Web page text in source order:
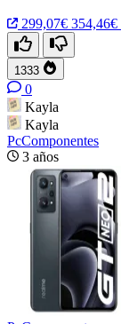
299,07€ 354,46€
1333
0
Kayla
Kayla
PcComponentes
3 años